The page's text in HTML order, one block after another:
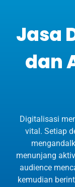
Jasa
dan
Digitalisasi
vital. Setiap
menunjang
audience
kemudian